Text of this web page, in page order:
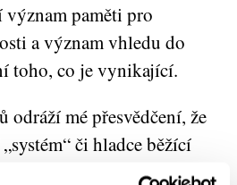
paměti pro
a význam vhledu do
toho, co je vynikající.
odráží mé přesvědčení, že
či hladce běžící
konfliktních subkultur, z